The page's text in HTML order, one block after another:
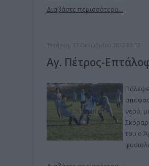
Διαβάστε περισσότερα...
Τετάρτη, 17 Οκτωβρίου 2012 00:12
Αγ. Πέτρος-
νερό,
του ο